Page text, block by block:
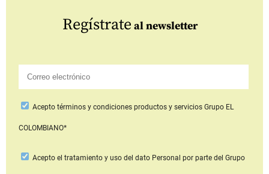
Regístrate al newsletter
Aceptotérminos y condiciones productos y serviciosGrupo EL
COLOMBIANO*
Acepto el tratamiento y uso del dato Personal por parte del Grupo